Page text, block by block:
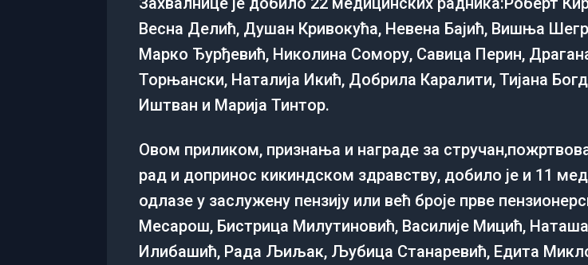
Весна Делић, Душан Кривокућа, Невена Бајић, Вишња
Марко Ђурђевић, Николина Сомору, Савица Перин,
Торњански, Наталија Икић, Добрила Каралити, Тијана
Иштван и Марија Тинтор.
Овом приликом, признања и награде за
рад и допринос кикиндском здравству, добило је и 11
одлазе у заслужену пензију или већ броје прве
Месарош, Бистрица Милутиновић, Василије Мицић,
Илибашић, Рада Љиљак, Љубица Станаревић, Едита